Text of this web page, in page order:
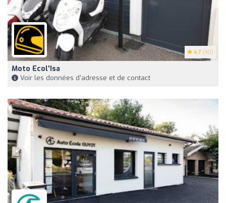
4.7 (40)
Moto Ecol'Isa
Voir les données d'adresse et de contact